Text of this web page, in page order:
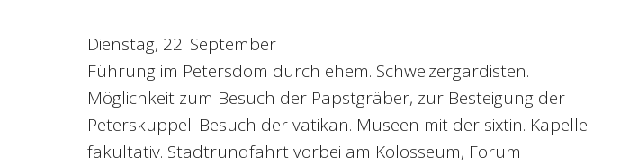
Dienstag, 22. September
Führung im Petersdom durch ehem. Schweizergardisten.
Möglichkeit zum Besuch der Papstgräber, zur Besteigung der
Peterskuppel. Besuch der vatikan. Museen mit der sixtin. Kapelle
fakultativ. Stadtrundfahrt vorbei am Kolosseum, Forum